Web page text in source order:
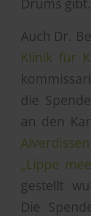
Drums
Auch Dr.
Klinik für
die
an den
„Lippe
gestellt
Die